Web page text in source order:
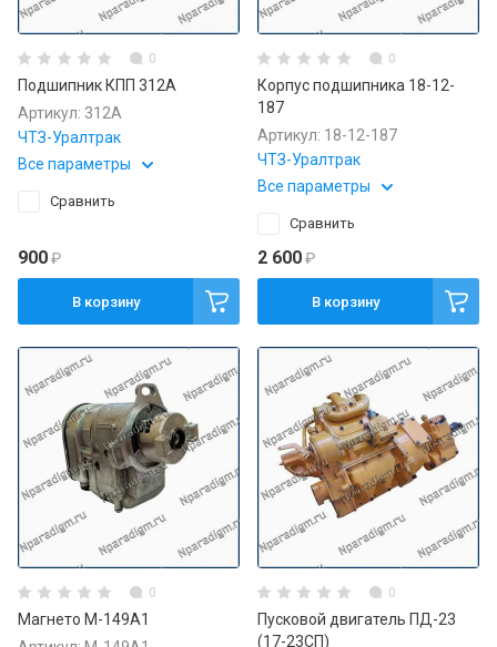
0
Подшипник КПП 312А
Артикул: 312А
ЧТЗ-Уралтрак
Все параметры
Сравнить
900₽
В корзину
0
Корпус подшипника 18-12-
187
Артикул: 18-12-187
ЧТЗ-Уралтрак
Все параметры
Сравнить
2 600₽
В корзину
0
Магнето М-149А1
0
Пусковой двигатель ПД-23
(17-23СП)